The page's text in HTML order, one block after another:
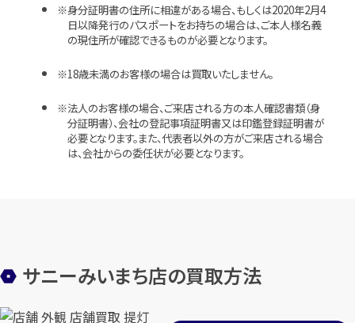
身分証明書の住所に相違がある場合、もしくは2020年2月4
日以降発行のパスポートをお持ちの場合は、ご本人様名義
の現住所が確認できるものが必要となります。
18歳未満のお客様の場合は買取いたしません。
法人のお客様の場合、ご来店される方の本人確認書類（身
分証明書）、会社の登記事項証明書又は印鑑登録証明書が
必要となります。また、代表者以外の方がご来店される場合
は、会社からの委任状が必要となります。
サニーみいまち店の買取方法